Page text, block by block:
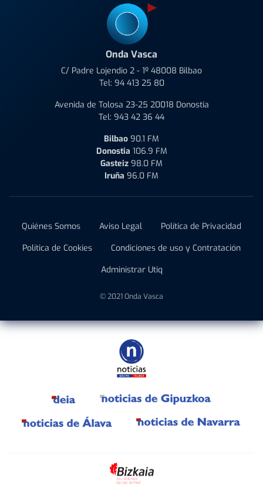
Onda Vasca
C/ Padre Lojendio 2 - 1º 48008 Bilbao
Tel: 94 413 25 80
Avenida de Tolosa 23-25 20018 Donostia
Tel: 943 42 36 44
Bilbao 90.1 FM
Donostia 106.9 FM
Gasteiz 98.0 FM
Iruña 96.0 FM
Quiénes Somos Aviso Legal
Política de Privacidad
Política de Cookies
Condiciones de uso y Contratación
Administrar Utiq
© 2021 Onda Vasca